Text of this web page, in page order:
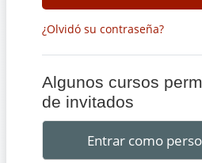
¿Olvidó su contraseña?
Algunos cursos
de invitados
Entrar como